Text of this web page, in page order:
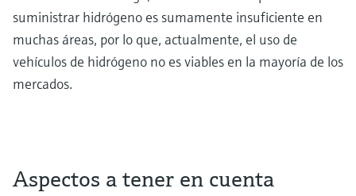
suministrar hidrógeno es sumamente insuficiente en
muchas áreas, por lo que, actualmente, el uso de
vehículos de hidrógeno no es viables en la mayoría de los
mercados.
Aspectos a tener en cuenta